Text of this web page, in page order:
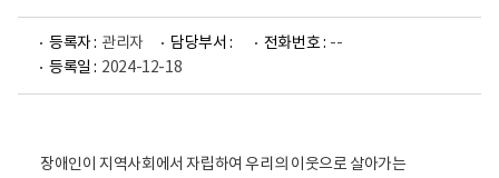
등록자 : 관리자 담당부서 : 전화번호 : --
등록일 : 2024-12-18
장애인이 지역사회에서 자립하여 우리의 이웃으로 살아가는